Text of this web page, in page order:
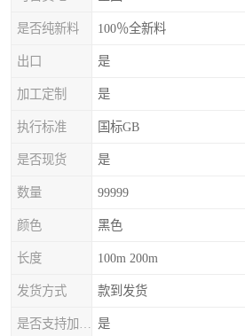
是否纯新料 100％全新料
出口 是
加工定制 是
执行标准 国标GB
是否现货 是
数量 99999
颜色 黑色
长度 100m 200m
发货方式 款到发货
是